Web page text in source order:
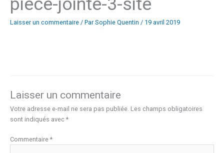
Laisser un commentaire / ParSophie Quentin / 19 avril 2019
Laisser un commentaire
Votre adresse e-mail ne sera pas publiée. Les champs obligatoires
sont indiqués avec *
Commentaire *